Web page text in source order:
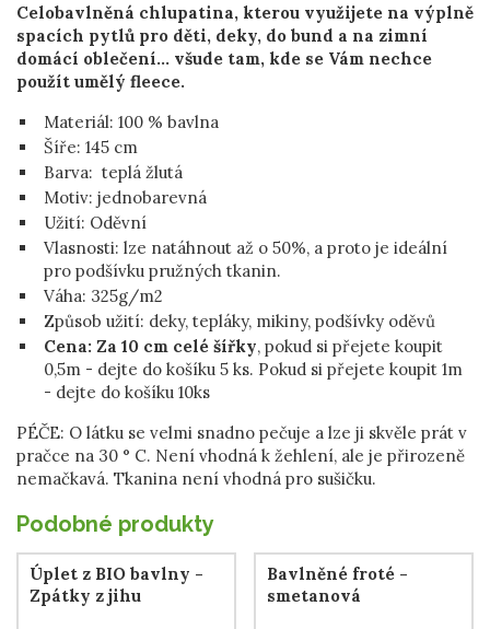
Celobavlněná chlupatina, kterou využijete na výplně
spacích pytlů pro děti, deky, do bund a na zimní
domácí oblečení... všude tam, kde se Vám nechce
použít umělý fleece.
Materiál: 100 % bavlna
Šíře: 145 cm
Barva: teplá žlutá
Motiv: jednobarevná
Užití: Oděvní
Vlasnosti: lze natáhnout až o 50%, a proto je ideální
pro podšívku pružných tkanin.
Váha: 325g/m2
Způsob užití: deky, tepláky, mikiny, podšívky oděvů
Cena: Za 10 cm celé šířky, pokud si přejete koupit
0,5m - dejte do košíku 5 ks. Pokud si přejete koupit 1m
- dejte do košíku 10ks
PÉČE: O látku se velmi snadno pečuje a lze ji skvěle prát v
pračce na 30 ° C. Není vhodná k žehlení, ale je přirozeně
nemačkavá. Tkanina není vhodná pro sušičku.
Podobné produkty
Úplet z BIO bavlny -
Zpátky z jihu
Bavlněné froté -
smetanová